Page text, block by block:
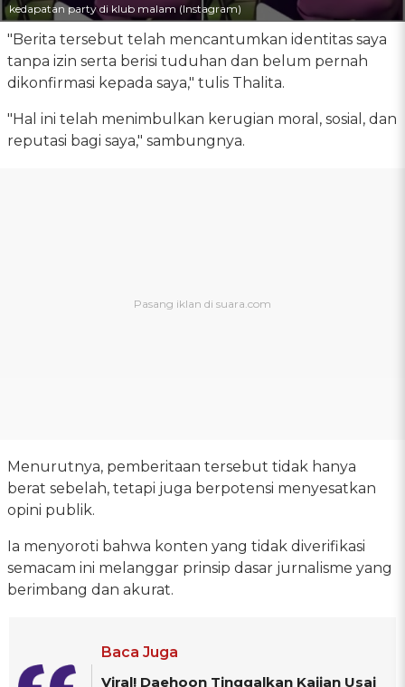
kedapatan party di klub malam (Instagram)
"Berita tersebut telah mencantumkan identitas saya
tanpa izin serta berisi tuduhan dan belum pernah
dikonfirmasi kepada saya," tulis Thalita.
"Hal ini telah menimbulkan kerugian moral, sosial, dan
reputasi bagi saya," sambungnya.
Menurutnya, pemberitaan tersebut tidak hanya
berat sebelah, tetapi juga berpotensi menyesatkan
opini publik.
Ia menyoroti bahwa konten yang tidak diverifikasi
semacam ini melanggar prinsip dasar jurnalisme yang
berimbang dan akurat.
Baca Juga
Viral! Daehoon Tinggalkan Kajian Usai